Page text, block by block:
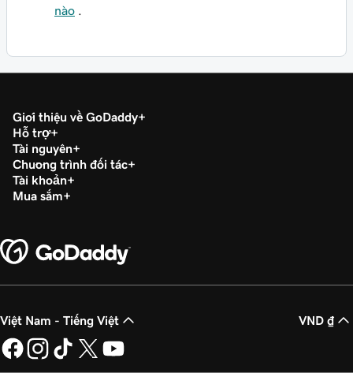
nào
Giới thiệu về GoDaddy
Hỗ trợ
Tài nguyên
Chương trình đối tác
Tài khoản
Mua sắm
Việt Nam - Tiếng Việt VND ₫